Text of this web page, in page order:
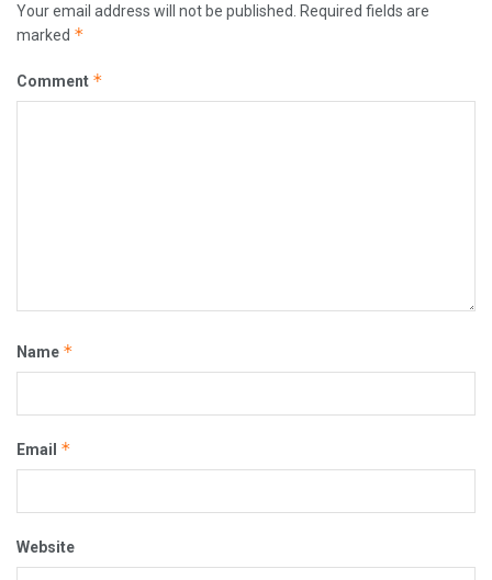
Your email address will not be published.
Required fields are
marked *
Comment *
Name *
Email *
Website